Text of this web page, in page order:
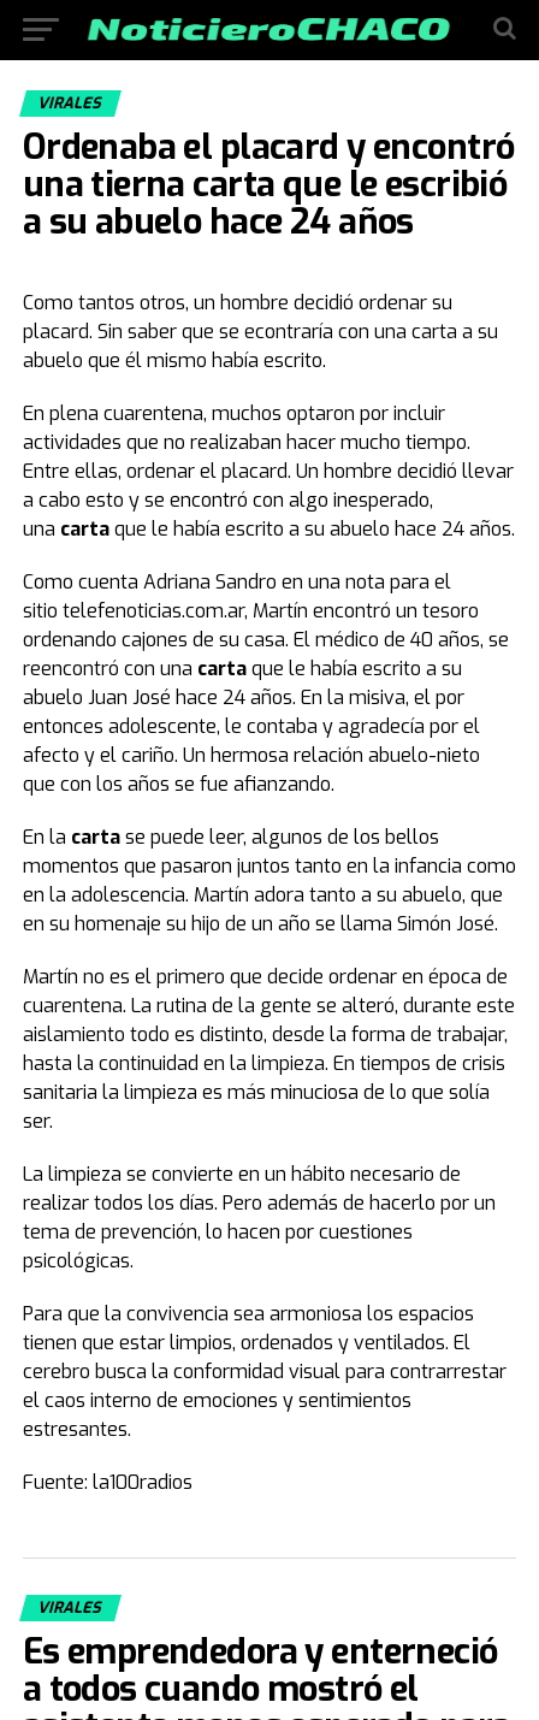
VIRALES
Ordenaba el placard y encontró
una tierna carta que le escribió
a su abuelo hace 24 años
Como tantos otros, un hombre decidió ordenar su
placard. Sin saber que se econtraría con una carta a su
abuelo que él mismo había escrito.
En plena cuarentena, muchos optaron por incluir
actividades que no realizaban hacer mucho tiempo.
Entre ellas, ordenar el placard. Un hombre decidió llevar
a cabo esto y se encontró con algo inesperado,
una cartaque le había escrito a su abuelo hace 24 años.
Como cuenta Adriana Sandro en una nota para el
sitio telefenoticias.com.ar, Martín encontró un tesoro
ordenando cajones de su casa. El médico de 40 años, se
reencontró con una cartaque le había escrito a su
abuelo Juan José hace 24 años. En la misiva, el por
entonces adolescente, le contaba y agradecía por el
afecto y el cariño. Un hermosa relación abuelo-nieto
que con los años se fue afianzando.
En la cartase puede leer, algunos de los bellos
momentos que pasaron juntos tanto en la infancia como
en la adolescencia. Martín adora tanto a su abuelo, que
en su homenaje su hijo de un año se llama Simón José.
Martín no es el primero que decide ordenar en época de
cuarentena. La rutina de la gente se alteró, durante este
aislamiento todo es distinto, desde la forma de trabajar,
hasta la continuidad en la limpieza. En tiempos de crisis
sanitaria la limpieza es más minuciosa de lo que solía
ser.
La limpieza se convierte en un hábito necesario de
realizar todos los días. Pero además de hacerlo por un
tema de prevención, lo hacen por cuestiones
psicológicas.
Para que la convivencia sea armoniosa los espacios
tienen que estar limpios, ordenados y ventilados. El
cerebro busca la conformidad visual para contrarrestar
el caos interno de emociones y sentimientos
estresantes.
Fuente: la100radios
VIRALES
Es emprendedora y enterneció
a todos cuando mostró el